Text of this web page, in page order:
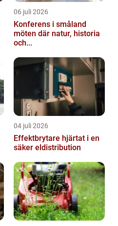
06 juli 2026
Konferens i småland
möten där natur, historia
och...
04 juli 2026
Effektbrytare hjärtat i en
säker eldistribution